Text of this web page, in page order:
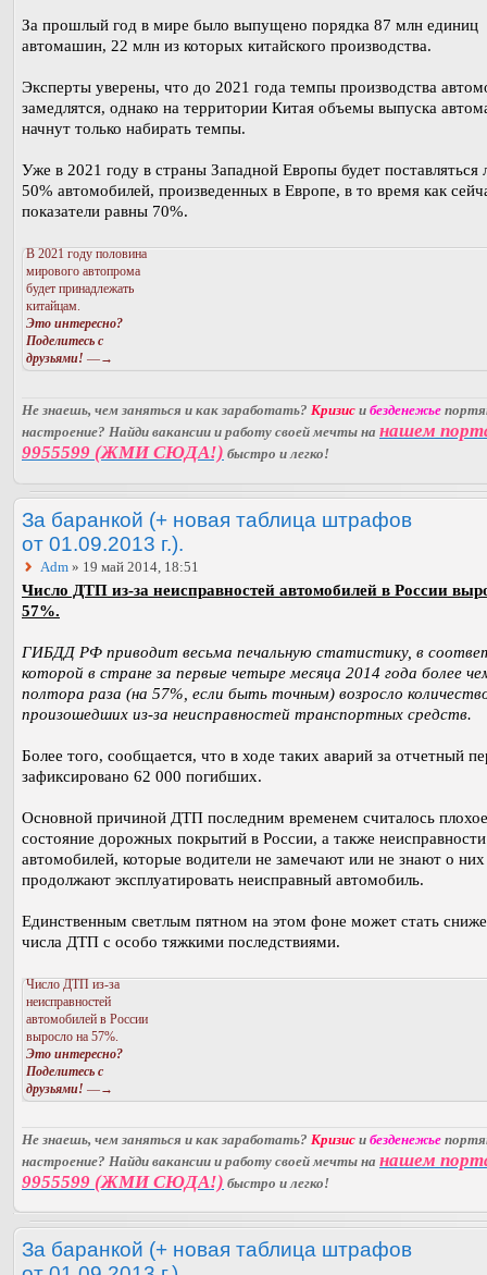
За прошлый год в мире было выпущено порядка 87 млн единиц
автомашин, 22 млн из которых китайского производства.
Эксперты уверены, что до 2021 года темпы производства
замедлятся, однако на территории Китая объемы выпуска
начнут только набирать темпы.
Уже в 2021 году в страны Западной Европы будет поставляться
50% автомобилей, произведенных в Европе, в то время как
показатели равны 70%.
В 2021 году половина
мирового автопрома
будет принадлежать
китайцам.
Это интересно?
Поделитесь с
друзьями! —→
Не знаешь, чем заняться и как заработать? Кризис и безденежье
настроение? Найди вакансии и работу своей мечты на нашем
9955599 (ЖМИ СЮДА!) быстро и легко!
За баранкой (+ новая таблица штрафов
от 01.09.2013 г.).
Adm » 19 май 2014, 18:51
Число ДТП из-за неисправностей автомобилей в России
57%.
ГИБДД РФ приводит весьма печальную статистику, в
которой в стране за первые четыре месяца 2014 года более
полтора раза (на 57%, если быть точным) возросло
произошедших из-за неисправностей транспортных средств.
Более того, сообщается, что в ходе таких аварий за отчетный
зафиксировано 62 000 погибших.
Основной причиной ДТП последним временем считалось плохое
состояние дорожных покрытий в России, а также неисправности
автомобилей, которые водители не замечают или не знают о
продолжают эксплуатировать неисправный автомобиль.
Единственным светлым пятном на этом фоне может стать
числа ДТП с особо тяжкими последствиями.
Число ДТП из-за
неисправностей
автомобилей в России
выросло на 57%.
Это интересно?
Поделитесь с
друзьями! —→
Не знаешь, чем заняться и как заработать? Кризис и безденежье
настроение? Найди вакансии и работу своей мечты на нашем
9955599 (ЖМИ СЮДА!) быстро и легко!
За баранкой (+ новая таблица штрафов